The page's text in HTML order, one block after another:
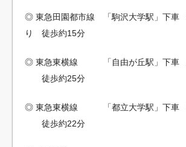
◎ 東急田園都市線 「駒沢大学駅」下車
り 徒歩約15分
◎ 東急東横線 「自由が丘駅」下車
徒歩約25分
◎ 東急東横線 「都立大学駅」下
徒歩約22分